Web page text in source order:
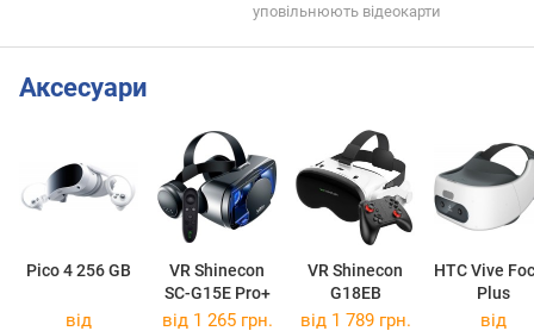
уповільнюють відеокарти
Аксесуари
Pico 4 256 GB
VR Shinecon
SC-G15E Pro+
VR Shinecon
G18EB
HTC Vive
Plus
від
від 1 265 грн. від 1 789 грн.
від